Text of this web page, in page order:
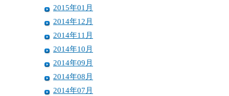
2015年01月
2014年12月
2014年11月
2014年10月
2014年09月
2014年08月
2014年07月